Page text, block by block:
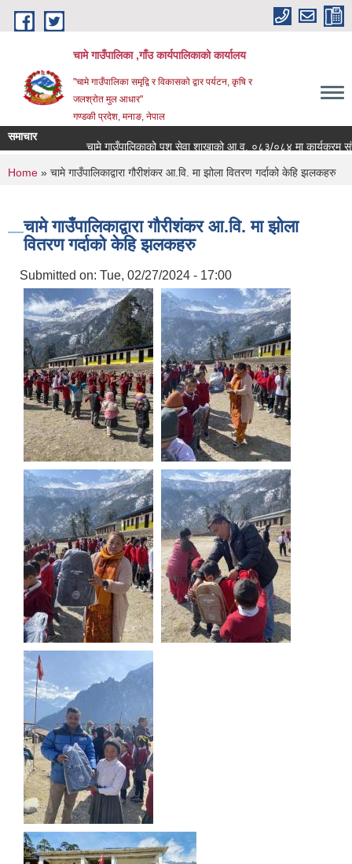
Skip to main content
चामे गाउँपालिका ,गाँउ कार्यपालिकाको कार्यालय
"चामे गाउँपालिका समृद्वि र विकासको द्वार पर्यटन, कृषि र
जलश्रोत मुल आधार"
गण्डकी प्रदेश, मनाङ, नेपाल
समाचार
चामे गाउँपालिकाको पशु सेवा शाखाको आ.व. ०८३/०८४ मा कार्यक्रम
You are here
Home » चामे गाउँपालिकाद्वारा गौरीशंकर आ.वि. मा झोला वितरण गर्दाको केहि झलकहरु
चामे गाउँपालिकाद्वारा गौरीशंकर आ.वि. मा झोला
वितरण गर्दाको केहि झलकहरु
Submitted on: Tue, 02/27/2024 - 17:00